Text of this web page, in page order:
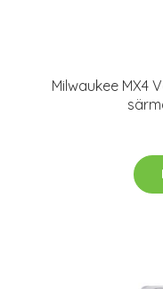
Milwaukee MX4